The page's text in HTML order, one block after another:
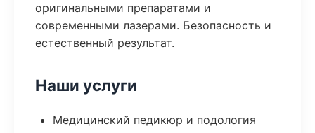
оригинальными препаратами и
современными лазерами. Безопасность и
естественный результат.
Наши услуги
Медицинский педикюр и подология